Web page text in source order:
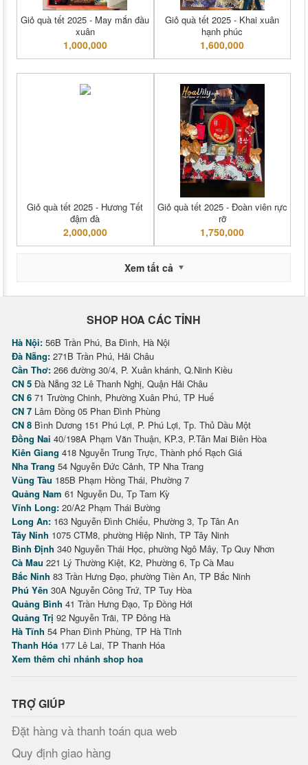
Giỏ quà tết 2025 - May mắn đầu
xuân
1,000,000
Giỏ quà tết 2025 - Khai xuân
hạnh phúc
1,600,000
Giỏ quà tết 2025 - Hương Tết
đậm đà
2,000,000
Giỏ quà tết 2025 - Đoàn viên rực
rỡ
1,750,000
Xem tất cả
SHOP HOA CÁC TỈNH
Hà Nội: 56B Trần Phú, Ba Đình, Hà Nội
Đà Nẵng: 271B Trần Phú, Hải Châu
Cần Thơ: 266 đường 30/4, P. Xuân khánh, Q.Ninh Kiều
CN 5 Đà Nẵng 32 Lê Thanh Nghị, Quận Hải Châu
CN 6 71 Trường Chinh, Phường Xuân Phú, TP Huế
CN 7 Lâm Đồng 05 Phan Đình Phùng
CN 8 Bình Dương 151 Phú Lợi, P. Phú Lợi, Tp. Thủ Dầu Một
Đồng Nai 40/198A Phạm Văn Thuận, KP.3, P.Tân Mai Biên Hòa
Kiên Giang 418 Nguyễn Trung Trực, Thành phố Rạch Giá
Nha Trang 54 Nguyễn Đức Cảnh, TP Nha Trang
Vũng Tàu 185B Phạm Hồng Thái, Phường 7
Quảng Nam 61 Nguyễn Du, Tp Tam Kỳ
Vĩnh Long: 20/A2 Phạm Thái Bường
Long An: 163 Nguyễn Đình Chiểu, Phường 3, Tp Tân An
Tây Ninh 1075 CTM8, phường Hiệp Ninh, TP Tây Ninh
Bình Định 340 Nguyễn Thái Học, phường Ngô Mây, Tp Quy Nhơn
Cà Mau 221 Lý Thường Kiệt, K2, Phường 6, Tp Cà Mau
Bắc Ninh 83 Trần Hưng Đạo, phường Tiền An, TP Bắc Ninh
Phú Yên 30A Nguyễn Công Trứ, TP Tuy Hòa
Quảng Bình 41 Trần Hưng Đạo, Tp Đồng Hới
Quảng Trị 92 Nguyễn Trãi, TP Đông Hà
Hà Tĩnh 54 Phan Đình Phùng, TP Hà Tĩnh
Thanh Hóa 177 Lê Lai, TP Thanh Hóa
Xem thêm chi nhánh shop hoa
TRỢ GIÚP
Đặt hàng và thanh toán qua web
Quy định giao hàng